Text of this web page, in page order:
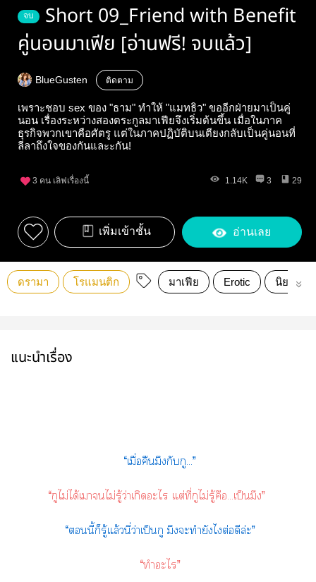
จบ
Short 09_Friend with Benefit
คู่นอนมาเฟีย [อ่านฟรี! จบแล้ว]
BlueGusten ติดตาม
เพราะชอบ sex ของ "ธาม" ทำให้ "แมทธิว" ขออีกฝ่ายมาเป็นคู่
นอน เรื่องระหว่างสองตระกูลมาเฟียจึงเริ่มต้นขึ้น เมื่อในภาค
ธุรกิจพวกเขาคือศัตรู แต่ในภาคปฏิบัติบนเตียงกลับเป็นคู่นอนที่
ลีลาถึงใจของกันและะกัน!
3 คน เลิฟเรื่องนี้ 1.14K 3 29
เพิ่มเข้าชั้น อ่านเลย
ดรามา โรแมนติก มาเฟีย Erotic นิยายวา
แนะนำเรื่อง
“เมื่อคืนมึงกับกู...”
“กูไม่ได้เาไม่รู้ว่าเกิดะไ แต่ที่กูไม่รู้คือ...เป็นมึง”
“นี้ก็รู้แล้วนี่ว่าเป็นกู มึงะทำยังไต่อดีล่ะ”
“ทำะไ”